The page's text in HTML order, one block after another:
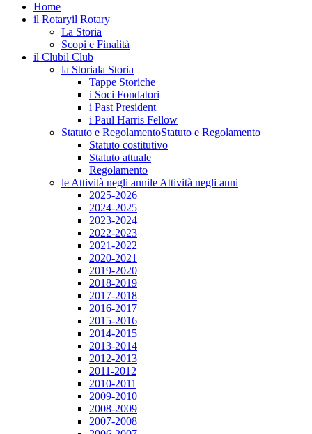
Home
il Rotaryil Rotary
La Storia
Scopi e Finalità
il Clubil Club
la Storiala Storia
Tappe Storiche
i Soci Fondatori
i Past President
i Paul Harris Fellow
Statuto e RegolamentoStatuto e Regolamento
Statuto costitutivo
Statuto attuale
Regolamento
le Attività negli annile Attività negli anni
2025-2026
2024-2025
2023-2024
2022-2023
2021-2022
2020-2021
2019-2020
2018-2019
2017-2018
2016-2017
2015-2016
2014-2015
2013-2014
2012-2013
2011-2012
2010-2011
2009-2010
2008-2009
2007-2008